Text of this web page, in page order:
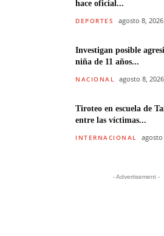
hace oficial...
DEPORTES agosto 8, 2026
Investigan posible
niña de 11 años...
NACIONAL agosto 8, 2026
Tiroteo en escuela de
entre las víctimas...
INTERNACIONAL agosto
- Advertisement -